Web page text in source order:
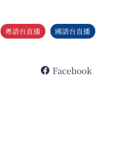
粵語台直播 國語台直播
Facebook